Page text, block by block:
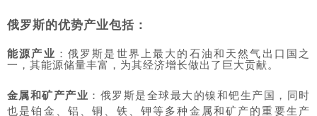
俄罗斯的优势产业包括 ：
能源产业 ：俄罗斯是世界上最大的石油和天然气出口国之
一，其能源储量丰富，为其经济增长做出了巨大贡献。
金属和矿产产业 ：俄罗斯是全球最大的镍和钯生产国，同时
也是铂金、铝、铜、铁、钾等多种金属和矿产的重要生产